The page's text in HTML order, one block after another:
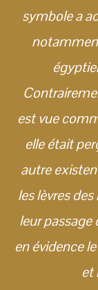
symbole a
est vue
elle était
autre
les lèvres
leur
en évidence
et